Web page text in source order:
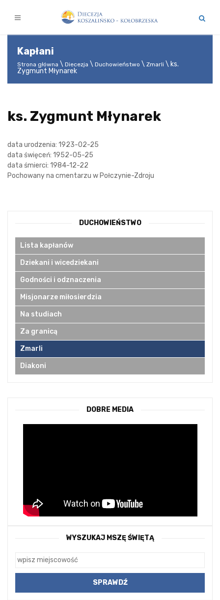
Kapłani
Strona główna Diecezja Duchowieństwo Zmarli
ks.
Zygmunt Młynarek
ks. Zygmunt Młynarek
data urodzenia: 1923-02-25
data święceń: 1952-05-25
data śmierci: 1984-12-22
Pochowany na cmentarzu w Połczynie-Zdroju
DUCHOWIEŃSTWO
Lista kapłanów
Dziekani i wicedziekani
Godności i odznaczenia
Misjonarze miłosierdzia
Na studiach
Za granicą
Zmarli
Diakoni
DOBRE MEDIA
WYSZUKAJ MSZĘ ŚWIĘTĄ